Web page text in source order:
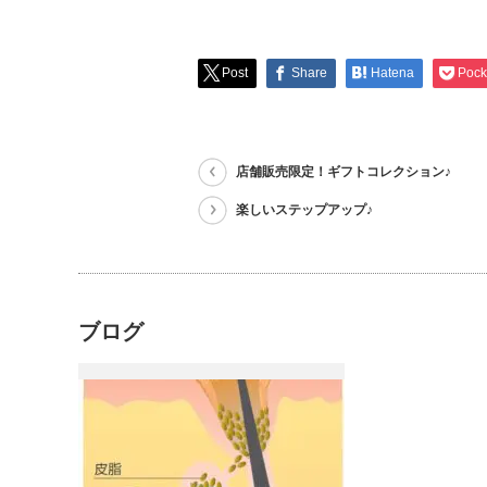
Post Share Hatena
店舗販売限定！ギフトコレクション♪
楽しいステップアップ♪
ブログ